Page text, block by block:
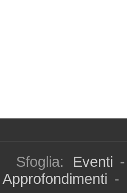
Sfoglia: Eventi -
Approfondimenti -